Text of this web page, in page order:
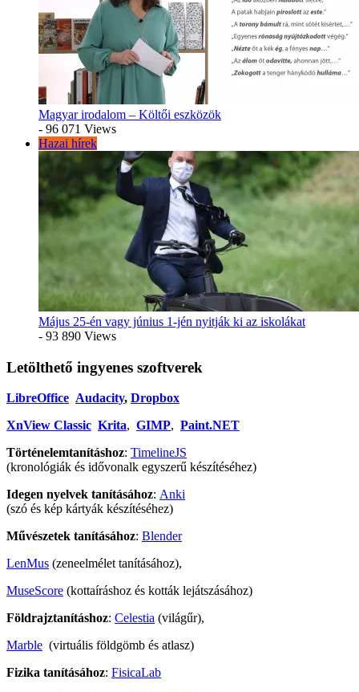
Magyar irodalom – Költői eszközök
- 96 071 Views
Hazai hírek
Május 25-én vagy június 1-jén nyitják ki az iskolákat
- 93 890 Views
Letölthető ingyenes szoftverek
LibreOffice Audacity, Dropbox
XnView Classic Krita, GIMP, Paint.NET
Történelemtanításhoz: TimelineJS
(kronológiák és idővonalk egyszerű készítéséhez)
Idegen nyelvek tanításához: Anki
(szó és kép kártyák készítéséhez)
Művészetek tanításához: Blender
LenMus (zeneelmélet tanításához),
MuseScore (kottaíráshoz és kották lejátszásához)
Földrajztanításhoz: Celestia (világűr),
Marble (virtuális földgömb és atlasz)
Fizika tanításához: FisicaLab